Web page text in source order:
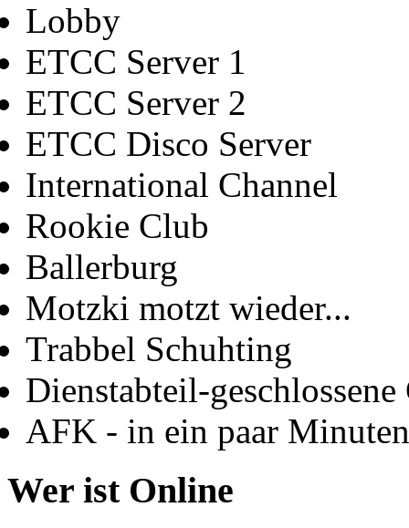
Lobby
ETCC Server 1
ETCC Server 2
ETCC Disco Server
International Channel
Rookie Club
Ballerburg
Motzki motzt wieder...
Trabbel Schuhting
Dienstabteil-geschlossene
AFK - in ein paar
Wer ist Online